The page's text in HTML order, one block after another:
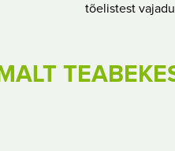
tõelistest